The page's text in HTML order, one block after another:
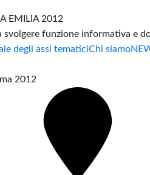
EMILIA 2012
funzione informativa e
degli assi tematiciChi siamo
2012